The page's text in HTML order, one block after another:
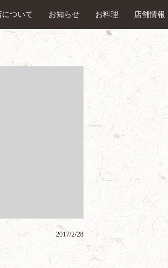
について お知らせ お料理 店舗情報
2017/2/28